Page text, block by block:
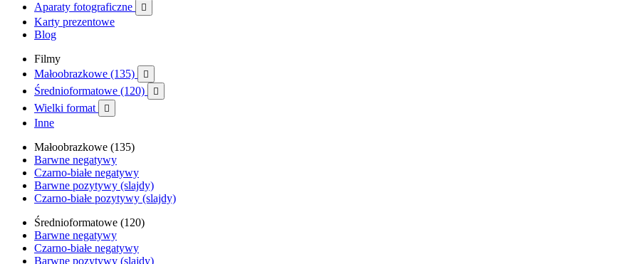
Aparaty fotograficzne 
Karty prezentowe
Blog
Filmy
Małoobrazkowe (135)

Średnioformatowe (120) 
Wielki format 
Inne
Małoobrazkowe (135)
Barwne negatywy
Czarno-białe negatywy
Barwne pozytywy (slajdy)
Czarno-białe pozytywy (slajdy)
Średnioformatowe (120)
Barwne negatywy
Czarno-białe negatywy
Barwne pozytywy (slajdy)